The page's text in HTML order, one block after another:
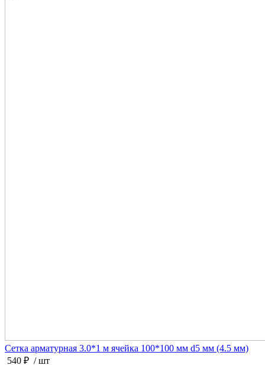
Сетка арматурная 3.0*1 м ячейка 100*100 мм d5 мм (4.5 мм)
540 ₽ / шт